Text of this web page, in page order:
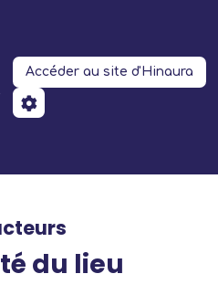
Accéder au site d'Hinaura
du lieu